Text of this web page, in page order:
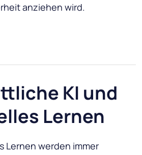
anziehen wird.
KI und
Lernen
Lernen werden immer